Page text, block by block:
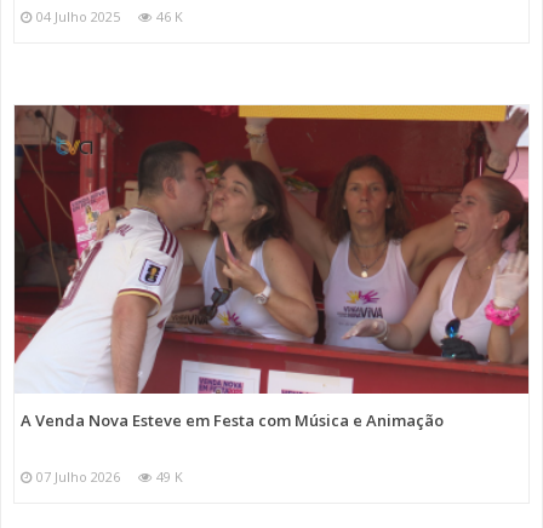
04 Julho 2025 46 K
A Venda Nova Esteve em Festa com Música e Animação
07 Julho 2026 49 K